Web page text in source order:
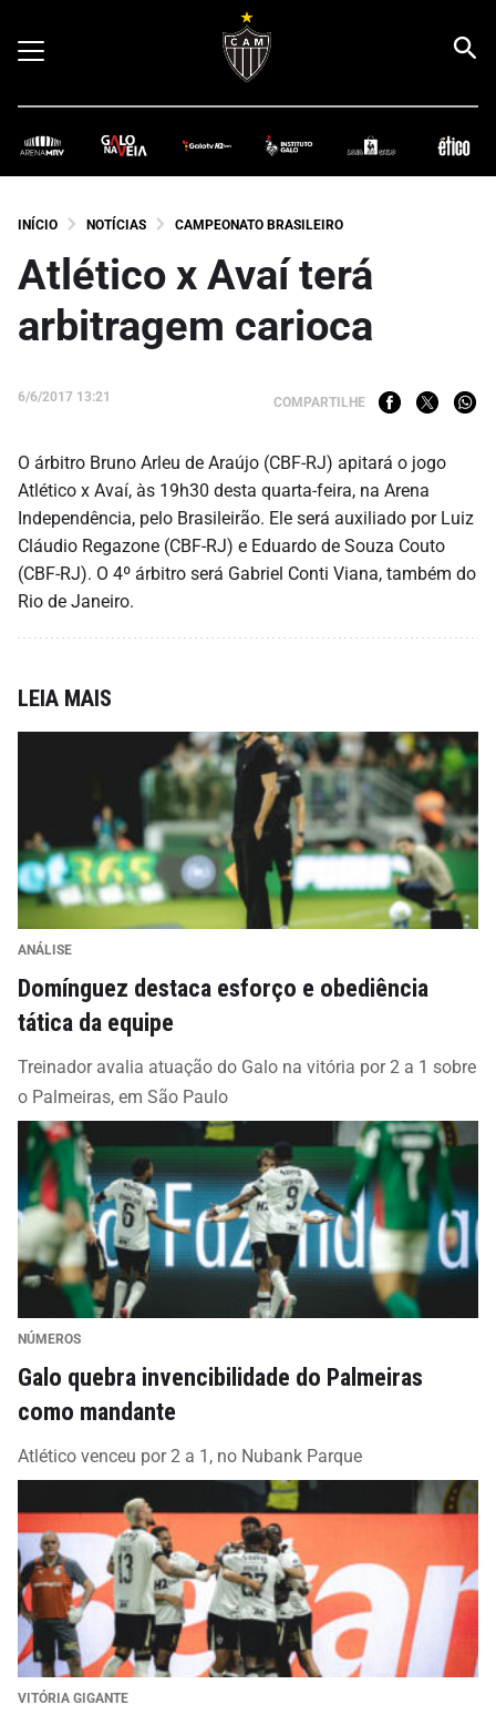
INÍCIO NOTÍCIAS CAMPEONATO BRASILEIRO
Atlético x Avaí terá
arbitragem carioca
6/6/2017 13:21 COMPARTILHE
O árbitro Bruno Arleu de Araújo (CBF-RJ) apitará o jogo
Atlético x Avaí, às 19h30 desta quarta-feira, na Arena
Independência, pelo Brasileirão. Ele será auxiliado por Luiz
Cláudio Regazone (CBF-RJ) e Eduardo de Souza Couto
(CBF-RJ). O 4º árbitro será Gabriel Conti Viana, também do
Rio de Janeiro.
LEIA MAIS
ANÁLISE
Domínguez destaca esforço e obediência
tática da equipe
Treinador avalia atuação do Galo na vitória por 2 a 1 sobre
o Palmeiras, em São Paulo
NÚMEROS
Galo quebra invencibilidade do Palmeiras
como mandante
Atlético venceu por 2 a 1, no Nubank Parque
VITÓRIA GIGANTE